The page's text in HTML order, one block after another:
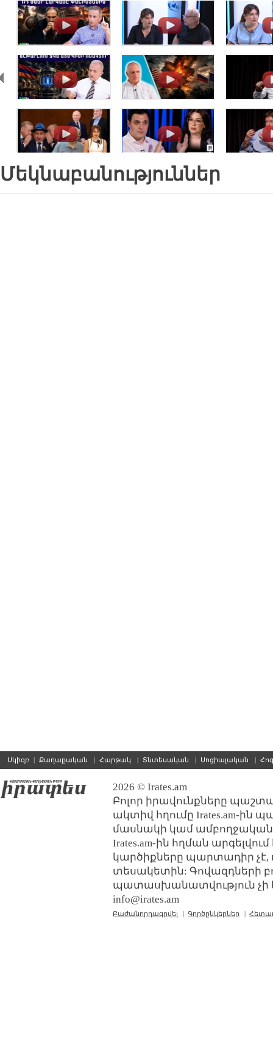
. . .
. . .
. . .
Մեկնաբանություններ
Սկիզբ | Քաղաքական | Հարթակ | Տնտեսական | Սոցիալական |
2026 © Irates.am
Բոլոր իրավունքները
ակտիվ հղումը Irates.am-ին
մասնակի կամ ամբողջական
Irates.am-ին հղման
կարծիքները պարտադիր չէ,
տեսակետին: Գովազդների
պատասխանատվություն չի
info@irates.am
Բաժանորդագրվել | Գործընկերներ |